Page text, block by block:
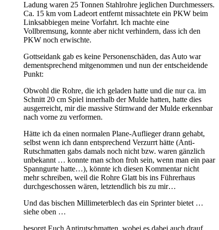
Ladung waren 25 Tonnen Stahlrohre jeglichen Durchmessers.
Ca. 15 km vom Ladeort entfernt missachtete ein PKW beim
Linksabbiegen meine Vorfahrt. Ich machte eine
Vollbremsung, konnte aber nicht verhindern, dass ich den
PKW noch erwischte.
Gottseidank gab es keine Personenschäden, das Auto war
dementsprechend mitgenommen und nun der entscheidende
Punkt:
Obwohl die Rohre, die ich geladen hatte und die nur ca. im
Schnitt 20 cm Spiel innerhalb der Mulde hatten, hatte dies
ausgerreicht, mir die massive Stirnwand der Mulde erkennbar
nach vorne zu verformen.
Hätte ich da einen normalen Plane-Auflieger drann gehabt,
selbst wenn ich dann entsprechend Verzurrt hätte (Anti-
Rutschmatten gabs damals noch nicht bzw. waren gänzlich
unbekannt … konnte man schon froh sein, wenn man ein paar
Spanngurte hatte…), könnte ich diesen Kommentar nicht
mehr schreiben, weil die Rohre Glatt bis ins Führerhaus
durchgeschossen wären, letztendlich bis zu mir…
Und das bischen Millimeterblech das ein Sprinter bietet …
siehe oben …